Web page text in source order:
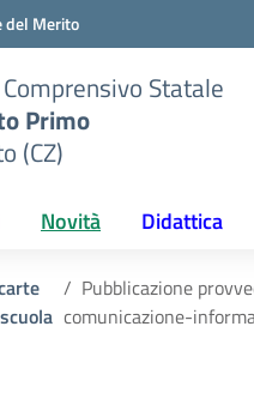
del Merito
Statale
Primo
(CZ)
Novità Didattica
Pubblicazione
comunicazione-